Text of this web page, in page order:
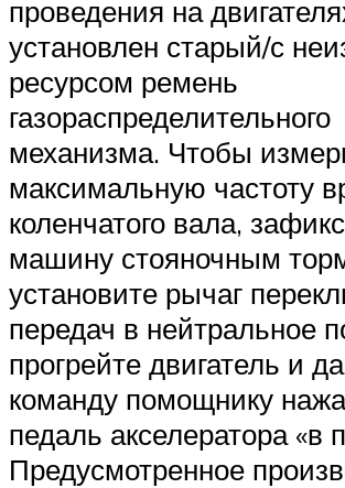
проведения на
установлен старый/с
ресурсом ремень
газораспределительного
механизма. Чтобы
максимальную частоту
коленчатого вала,
машину стояночным
установите рычаг
передач в нейтральное
прогрейте двигатель и
команду помощнику
педаль акселератора «в
Предусмотренное